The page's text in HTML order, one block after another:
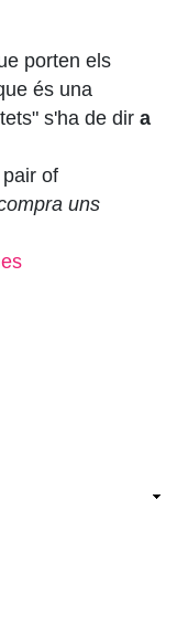
porten els
és una
s'ha de dir a
of
uns